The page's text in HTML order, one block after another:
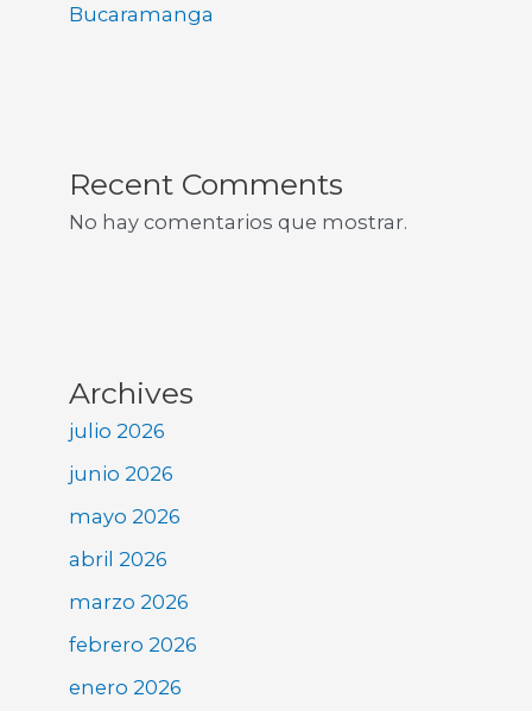
Bucaramanga
Recent Comments
No hay comentarios que mostrar.
Archives
julio 2026
junio 2026
mayo 2026
abril 2026
marzo 2026
febrero 2026
enero 2026